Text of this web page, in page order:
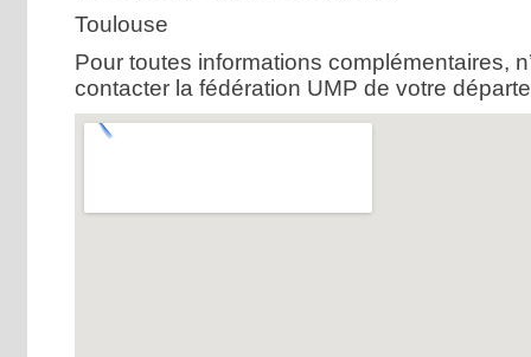
Toulouse
Pour toutes informations complémentaires,
contacter la fédération UMP de votre